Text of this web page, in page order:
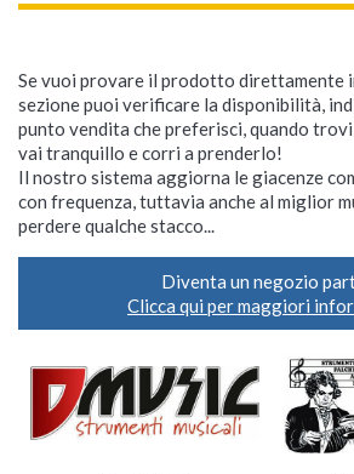
Se vuoi provare il prodotto direttamente
sezione puoi verificare la disponibilità,
punto vendita che preferisci, quando trovi
vai tranquillo e corri a prenderlo!
Il nostro sistema aggiorna le giacenze
con frequenza, tuttavia anche al miglior
perdere qualche stacco...
Diventa un negozio
Clicca qui per maggiori